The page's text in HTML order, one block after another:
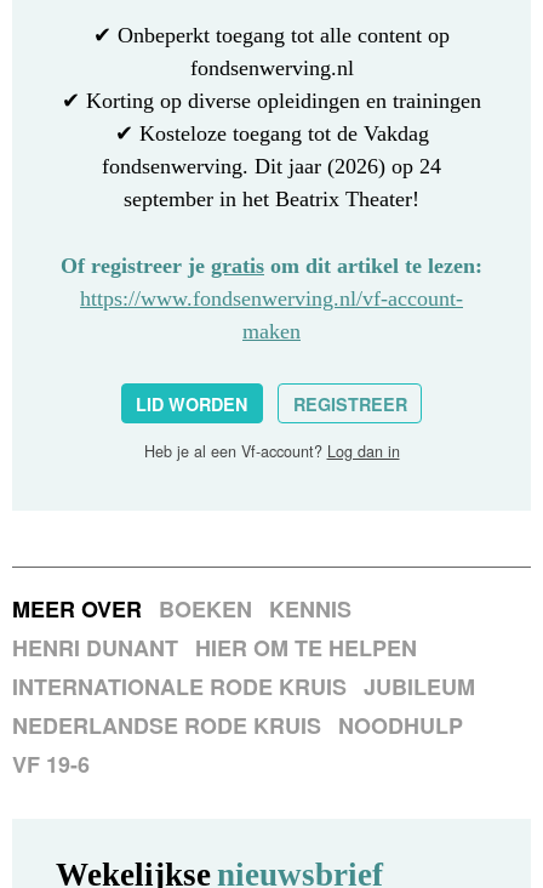
✔ Onbeperkt toegang tot alle content op
fondsenwerving.nl
✔ Korting op diverse opleidingen en trainingen
✔ Kosteloze toegang tot de Vakdag
fondsenwerving. Dit jaar (2026) op 24
september in het Beatrix Theater!
Of registreer je gratis om dit artikel te lezen:
https://www.fondsenwerving.nl/vf-account-
maken
LID WORDEN REGISTREER
Heb je al een Vf-account? Log dan in
MEER OVER BOEKEN
KENNIS
HENRI DUNANT HIER OM TE HELPEN
INTERNATIONALE RODE KRUIS JUBILEUM
NEDERLANDSE RODE KRUIS NOODHULP
VF 19-6
Wekelijksenieuwsbrief